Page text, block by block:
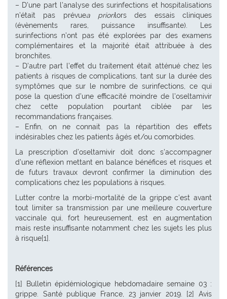
– D’une part l’analyse des surinfections et hospitalisations
n’était pas prévuea priorilors des essais cliniques
(évènements rares, puissance insuffisante). Les
surinfections n’ont pas été explorées par des examens
complémentaires et la majorité était attribuée à des
bronchites.
– D’autre part l’effet du traitement était atténué chez les
patients à risques de complications, tant sur la durée des
symptômes que sur le nombre de surinfections, ce qui
pose la question d’une efficacité moindre de l’oseltamivir
chez cette population pourtant ciblée par les
recommandations françaises.
– Enfin, on ne connait pas la répartition des effets
indésirables chez les patients âgés et/ou comorbides.
La prescription d’oseltamivir doit donc s’accompagner
d’une réflexion mettant en balance bénéfices et risques et
de futurs travaux devront confirmer la diminution des
complications chez les populations à risques.
Lutter contre la morbi-mortalité de la grippe c’est avant
tout limiter sa transmission par une meilleure couverture
vaccinale qui, fort heureusement, est en augmentation
mais reste insuffisante notamment chez les sujets les plus
à risque[1].
Références
[1] Bulletin épidémiologique hebdomadaire semaine 03 :
grippe. Santé publique France, 23 janvier 2019. [2] Avis